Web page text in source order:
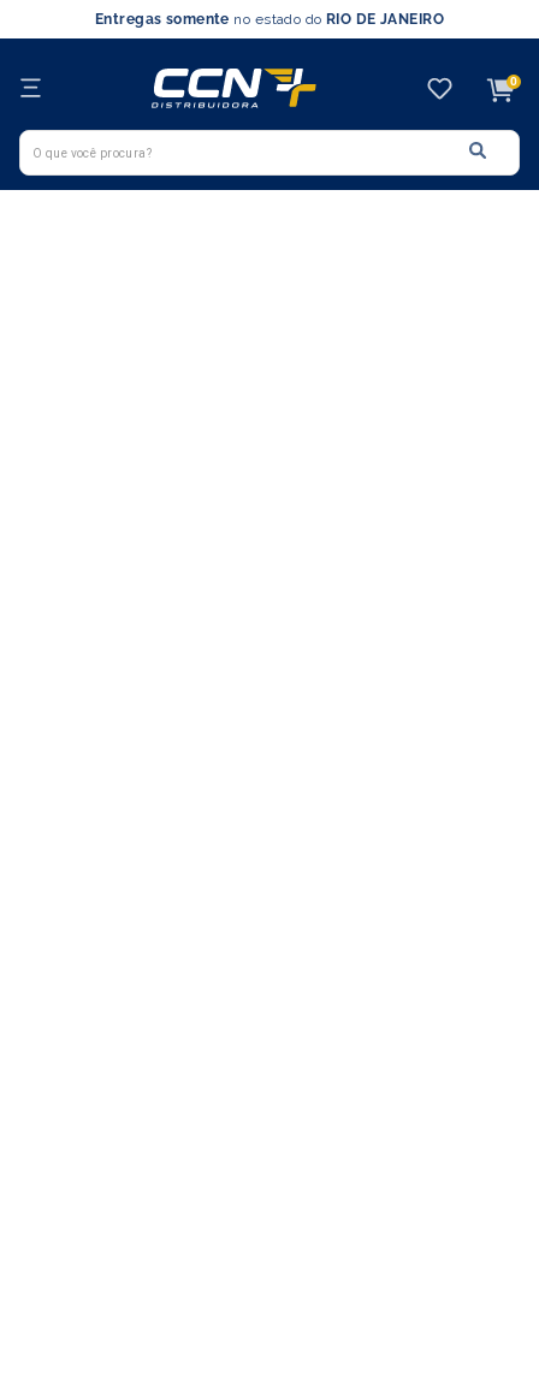
Entregas somente no estado do RIO DE JANEIRO
0